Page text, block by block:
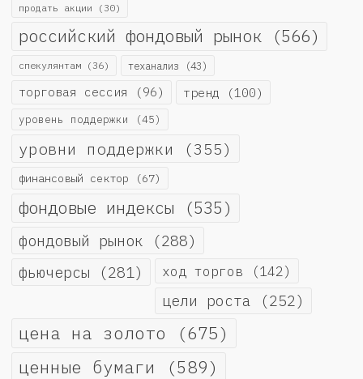
продать акции (30)
российский фондовый рынок (566)
спекулянтам (36) теханализ (43)
торговая сессия (96) тренд (100)
уровень поддержки (45)
уровни поддержки (355)
финансовый сектор (67)
фондовые индексы (535)
фондовый рынок (288)
фьючерсы (281) ход торгов (142)
цели роста (252)
цена на золото (675)
ценные бумаги (589)